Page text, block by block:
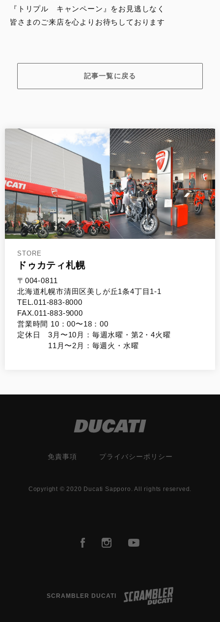
『トリプル キャンペーン』をお見逃しなく
皆さまのご来店を心よりお待ちしております
記事一覧に戻る
STORE
ドゥカティ札幌
〒004-0811
北海道札幌市清田区美しが丘1条4丁目1-1
TEL.011-883-8000
FAX.011-883-9000
営業時間 10：00〜18：00
定休日 3月〜10月：毎週水曜・第2・4火曜
11月〜2月：毎週火・水曜
免責事項 プライバシーポリシー
Copyright © 2020 Ducati Sapporo. All rights reserved.
SCRAMBLER DUCATI